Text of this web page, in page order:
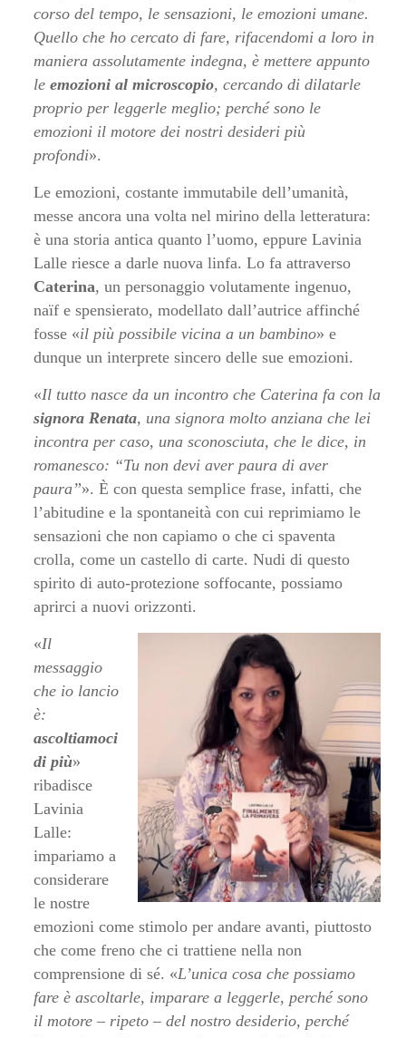
corso del tempo, le sensazioni, le emozioni umane.
Quello che ho cercato di fare, rifacendomi a loro in
maniera assolutamente indegna, è mettere appunto
le emozioni al microscopio, cercando di dilatarle
proprio per leggerle meglio; perché sono le
emozioni il motore dei nostri desideri più
profondi».
Le emozioni, costante immutabile dell’umanità,
messe ancora una volta nel mirino della letteratura:
è una storia antica quanto l’uomo, eppure Lavinia
Lalle riesce a darle nuova linfa. Lo fa attraverso
Caterina, un personaggio volutamente ingenuo,
naïf e spensierato, modellato dall’autrice affinché
fosse «il più possibile vicina a un bambino» e
dunque un interprete sincero delle sue emozioni.
«Il tutto nasce da un incontro che Caterina fa con la
signora Renata, una signora molto anziana che lei
incontra per caso, una sconosciuta, che le dice, in
romanesco: “Tu non devi aver paura di aver
paura”». È con questa semplice frase, infatti, che
l’abitudine e la spontaneità con cui reprimiamo le
sensazioni che non capiamo o che ci spaventa
crolla, come un castello di carte. Nudi di questo
spirito di auto-protezione soffocante, possiamo
aprirci a nuovi orizzonti.
«Il
messaggio
che io lancio
è:
ascoltiamoci
di più»
ribadisce
Lavinia
Lalle:
impariamo a
considerare
le nostre
emozioni come stimolo per andare avanti, piuttosto
che come freno che ci trattiene nella non
comprensione di sé. «L’unica cosa che possiamo
fare è ascoltarle, imparare a leggerle, perché sono
il motore – ripeto – del nostro desiderio, perché